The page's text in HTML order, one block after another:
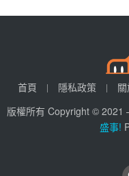
首頁 隱私政策
版權所有 Copyright © 2021
盛事!